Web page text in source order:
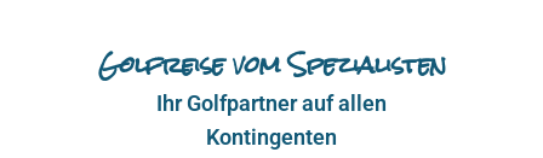
Golfreise vom Spezialisten
Ihr Golfpartner auf allen
Kontingenten